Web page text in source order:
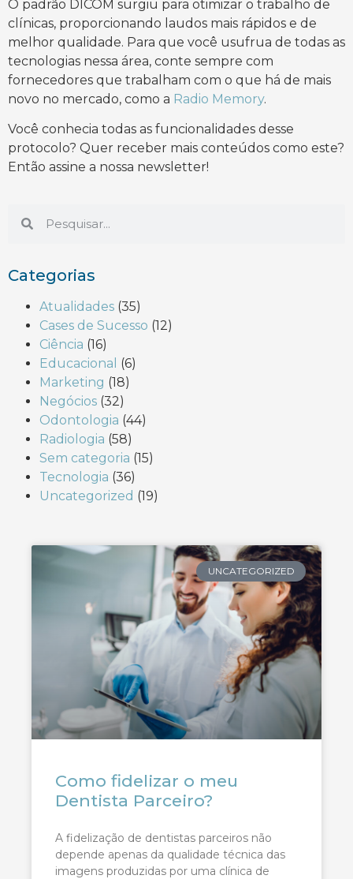
O padrão DICOM surgiu para otimizar o trabalho de
clínicas, proporcionando laudos mais rápidos e de
melhor qualidade. Para que você usufrua de todas as
tecnologias nessa área, conte sempre com
fornecedores que trabalham com o que há de mais
novo no mercado, como a Radio Memory.
Você conhecia todas as funcionalidades desse
protocolo? Quer receber mais conteúdos como este?
Então assine a nossa newsletter!
Categorias
Atualidades (35)
Cases de Sucesso (12)
Ciência (16)
Educacional (6)
Marketing (18)
Negócios (32)
Odontologia (44)
Radiologia (58)
Sem categoria (15)
Tecnologia (36)
Uncategorized (19)
UNCATEGORIZED
Como fidelizar o meu
Dentista Parceiro?
A fidelização de dentistas parceiros não
depende apenas da qualidade técnica das
imagens produzidas por uma clínica de